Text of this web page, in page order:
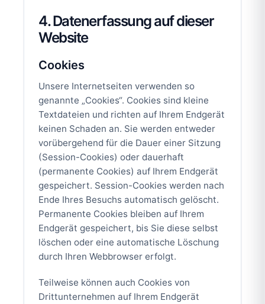
4. Datenerfassung auf dieser
Website
Cookies
Unsere Internetseiten verwenden so
genannte „Cookies“. Cookies sind kleine
Textdateien und richten auf Ihrem Endgerät
keinen Schaden an. Sie werden entweder
vorübergehend für die Dauer einer Sitzung
(Session-Cookies) oder dauerhaft
(permanente Cookies) auf Ihrem Endgerät
gespeichert. Session-Cookies werden nach
Ende Ihres Besuchs automatisch gelöscht.
Permanente Cookies bleiben auf Ihrem
Endgerät gespeichert, bis Sie diese selbst
löschen oder eine automatische Löschung
durch Ihren Webbrowser erfolgt.
Teilweise können auch Cookies von
Drittunternehmen auf Ihrem Endgerät